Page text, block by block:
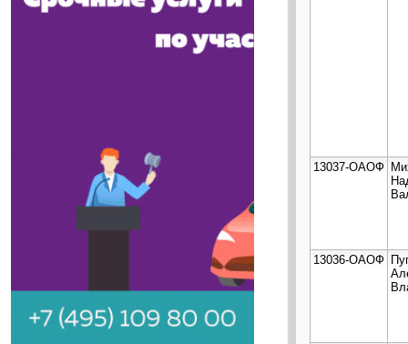
13037-ОАОФ
13036-ОАОФ